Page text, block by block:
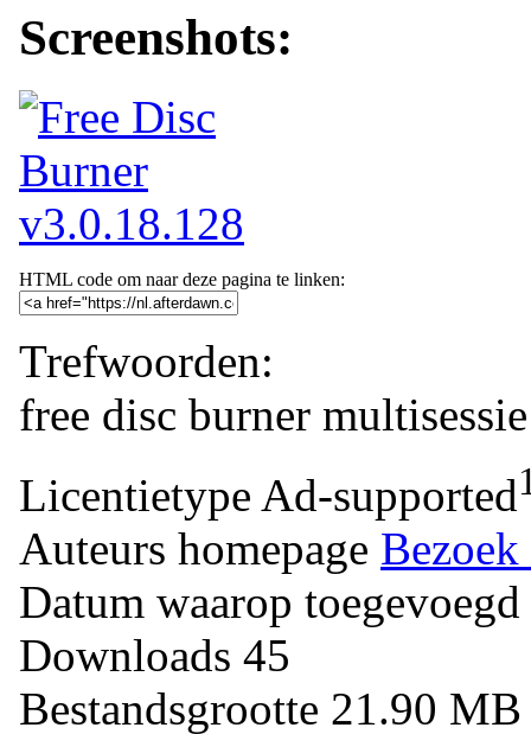
Screenshots:
HTML code om naar deze pagina te linken:
Trefwoorden:
free disc burner multisessie
Licentietype Ad-supported
Auteurs homepage
Datum waarop toegevoegd
Downloads 45
Bestandsgrootte 21.90